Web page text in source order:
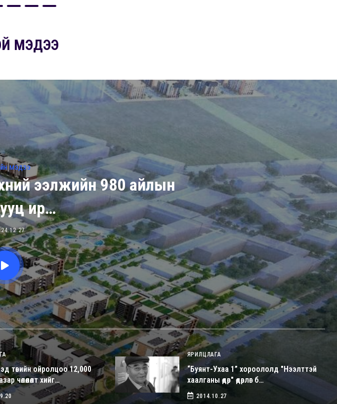
МЭДЭЭ
мэдээ
ээлжийн 980 айлын
ир…
төвийн ойролцоо 12,000
чөлөөлөлт хийг…
ЯРИЛЦЛАГА
“Буянт-Ухаа 1” хороололд "Нээлттэй
хаалганы өдөр" өдөрлөг б…
2014.10.27